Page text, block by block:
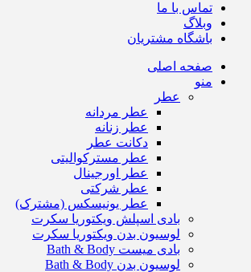
تماس با ما
وبلاگ
باشگاه مشتریان
صفحه اصلی
منو
عطر
عطر مردانه
عطر زنانه
دکانت عطر
عطر مسترکوالیتی
عطر اورجینال
عطر شرکتی
عطر یونیسکس (مشترک)
بادی اسپلش ویکتوریا سکرت
لوسیون بدن ویکتوریا سکرت
بادی میست Bath & Body
لوسیون بدن Bath & Body